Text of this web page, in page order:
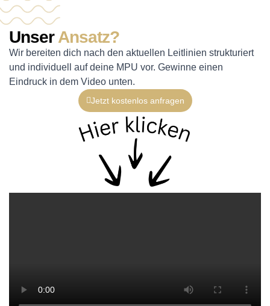
UnserAnsatz?
Wir bereiten dich nach den aktuellen Leitlinien strukturiert
und individuell auf deine MPU vor. Gewinne einen
Eindruck in dem Video unten.
Jetzt kostenlos anfragen